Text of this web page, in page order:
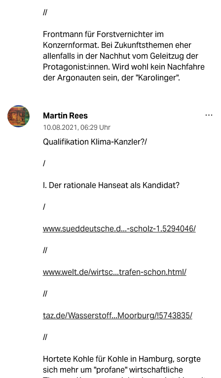
//
Frontmann für Forstvernichter im
Konzernformat. Bei Zukunftsthemen eher
allenfalls in der Nachhut vom Geleitzug der
Protagonist:innen. Wird wohl kein Nachfahre
der Argonauten sein, der "Karolinger".
Martin Rees
10.08.2021, 06:29 Uhr
Qualifikation Klima-Kanzler?/
/
I. Der rationale Hanseat als Kandidat?
/
www.sueddeutsche.d...-scholz-1.5294046/
//
www.welt.de/wirtsc...trafen-schon.html/
//
taz.de/Wasserstoff...Moorburg/!5743835/
//
Hortete Kohle für Kohle in Hamburg, sorgte
sich mehr um "profane" wirtschaftliche